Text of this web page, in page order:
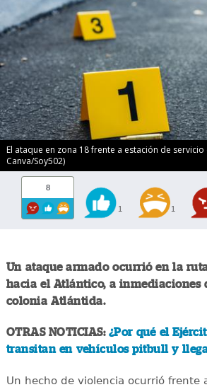
El ataque en zona 18 frente a estación de
Canva/Soy502)
8
1 1
Un ataque armado ocurrió en la
hacia el Atlántico, a inmediaciones
colonia Atlántida.
OTRAS NOTICIAS: ¿Por qué el
transitan en vehículos pitbull y
Un hecho de violencia ocurrió frente